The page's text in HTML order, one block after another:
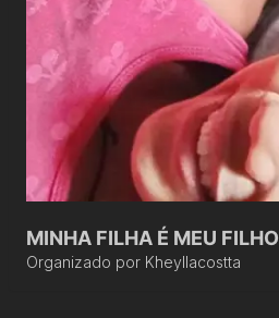
MINHA FILHA É MEU FILHO
Organizado por Kheyllacostta